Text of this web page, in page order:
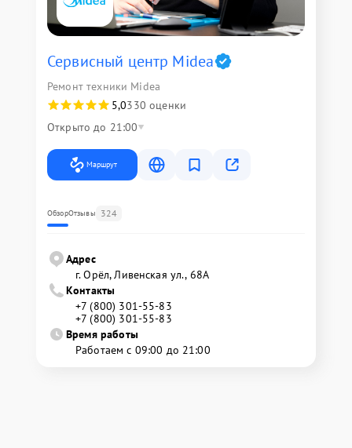
Сервисный центр Midea
Ремонт техники Midea
5,0330 оценки
Открыто до 21:00
Маршрут
ОбзорОтзывы 324
Адрес
г. Орёл, Ливенская ул., 68А
Контакты
+7 (800) 301-55-83
+7 (800) 301-55-83
Время работы
Работаем с 09:00 до 21:00